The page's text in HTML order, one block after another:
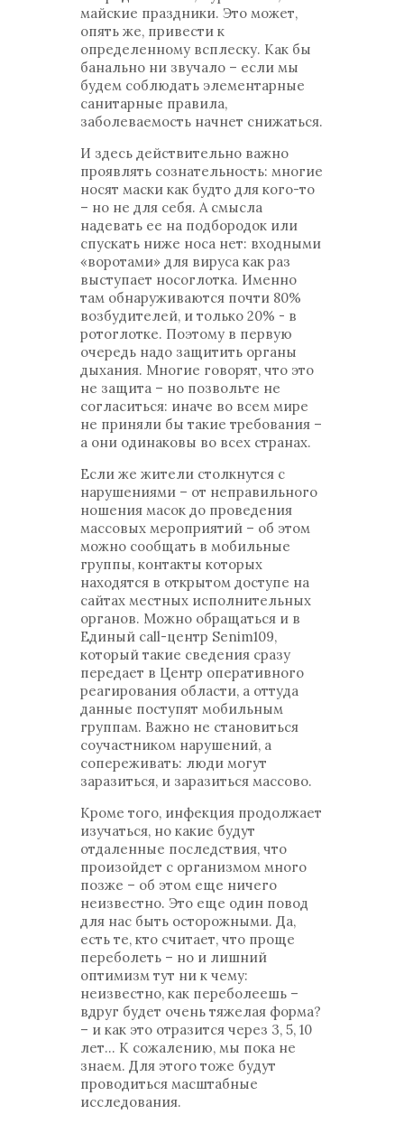
майские праздники. Это может,
опять же, привести к
определенному всплеску. Как бы
банально ни звучало – если мы
будем соблюдать элементарные
санитарные правила,
заболеваемость начнет снижаться.
И здесь действительно важно
проявлять сознательность: многие
носят маски как будто для кого-то
– но не для себя. А смысла
надевать ее на подбородок или
спускать ниже носа нет: входными
«воротами» для вируса как раз
выступает носоглотка. Именно
там обнаруживаются почти 80%
возбудителей, и только 20% - в
ротоглотке. Поэтому в первую
очередь надо защитить органы
дыхания. Многие говорят, что это
не защита – но позвольте не
согласиться: иначе во всем мире
не приняли бы такие требования –
а они одинаковы во всех странах.
Если же жители столкнутся с
нарушениями – от неправильного
ношения масок до проведения
массовых мероприятий – об этом
можно сообщать в мобильные
группы, контакты которых
находятся в открытом доступе на
сайтах местных исполнительных
органов. Можно обращаться и в
Единый call-центр Senim109,
который такие сведения сразу
передает в Центр оперативного
реагирования области, а оттуда
данные поступят мобильным
группам. Важно не становиться
соучастником нарушений, а
сопереживать: люди могут
заразиться, и заразиться массово.
Кроме того, инфекция продолжает
изучаться, но какие будут
отдаленные последствия, что
произойдет с организмом много
позже – об этом еще ничего
неизвестно. Это еще один повод
для нас быть осторожными. Да,
есть те, кто считает, что проще
переболеть – но и лишний
оптимизм тут ни к чему:
неизвестно, как переболеешь –
вдруг будет очень тяжелая форма?
– и как это отразится через 3, 5, 10
лет... К сожалению, мы пока не
знаем. Для этого тоже будут
проводиться масштабные
исследования.